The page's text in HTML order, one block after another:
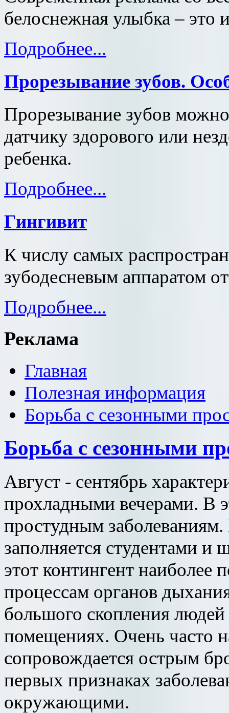
белоснежная улыбка – это
Подробнее...
Прорезывание зубов.
Прорезывание зубов
датчику здорового или
ребенка.
Подробнее...
Гингивит
К числу самых
зубодесневым аппаратом
Подробнее...
Реклама
Главная
Полезная информация
Борьба с сезонными
Борьба с сезонными
Август - сентябрь
прохладными вечерами. В
простудным заболеваниям.
заполняется студентами
этот контингент наиболее
процессам органов
большого скопления
помещениях. Очень часто
сопровождается острым
первых признаках
окружающими.